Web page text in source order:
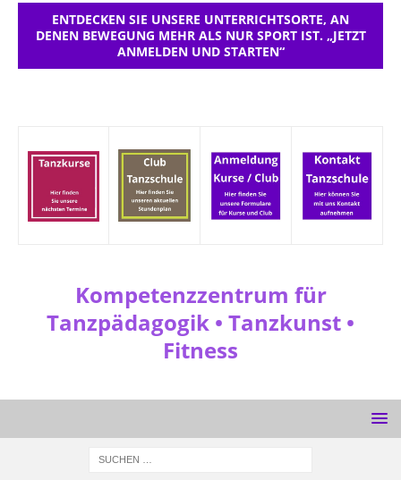
ENTDECKEN SIE UNSERE UNTERRICHTSORTE, AN
DENEN BEWEGUNG MEHR ALS NUR SPORT IST. „JETZT
ANMELDEN UND STARTEN“
Kompetenzzentrum für
Tanzpädagogik • Tanzkunst •
Fitness